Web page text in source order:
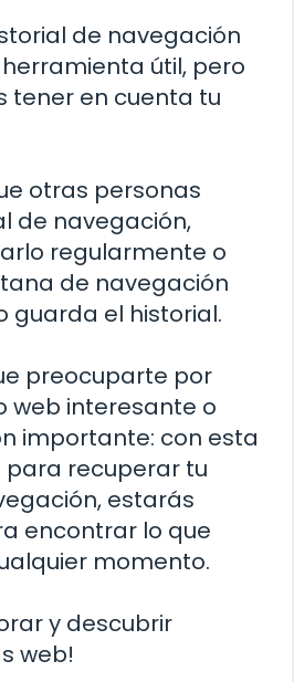
de navegación
útil, pero
tener en cuenta tu
otras personas
de navegación,
regularmente o
de navegación
guarda el historial.
preocuparte por
web interesante o
importante: con esta
recuperar tu
estarás
encontrar lo que
momento.
y descubrir
web!